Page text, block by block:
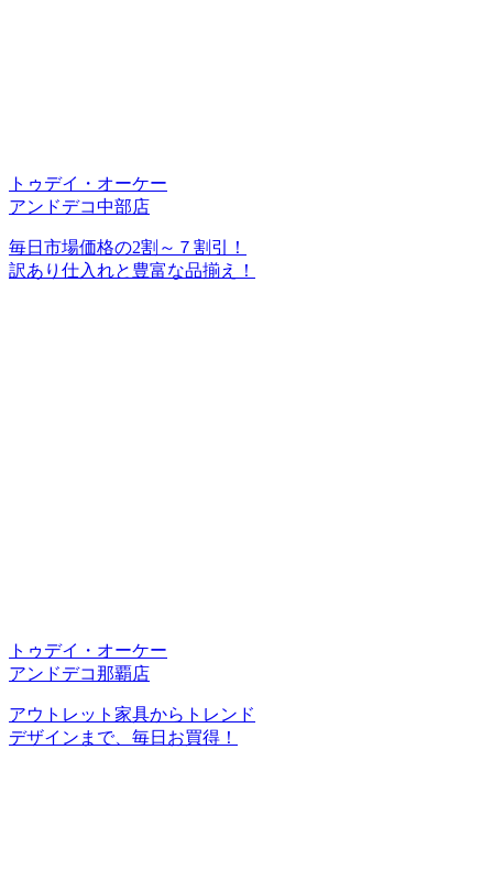
トゥデイ・オーケー
アンドデコ中部店
毎日市場価格の2割～７割引！
訳あり仕入れと豊富な品揃え！
トゥデイ・オーケー
アンドデコ那覇店
アウトレット家具からトレンド
デザインまで、毎日お買得！